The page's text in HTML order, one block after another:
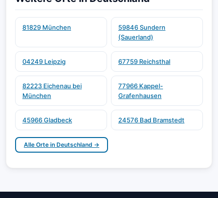
81829 München
59846 Sundern
(Sauerland)
04249 Leipzig 67759 Reichsthal
82223 Eichenau bei
München
77966 Kappel-
Grafenhausen
45966 Gladbeck 24576 Bad Bramstedt
Alle Orte in Deutschland →